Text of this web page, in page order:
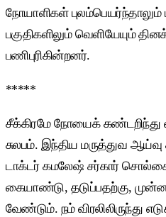
நோயாளிகள் புலம்பெயர்ந்தாலும்
பகுதிகளிலும் வெளியேயும்
பணிபுரிகின்றனர்.
*****
சீக்கிரமே நோயைக் கண்டறிந்து
சுலபம். இந்திய மருத்துவ
டாக்டர் கமலேஷ் சர்கார்
கையாண்டு, தடுப்பதற்கு,
வேண்டும். நம் விரலிலிருந்து